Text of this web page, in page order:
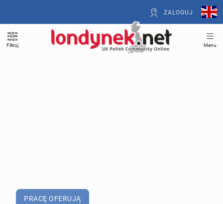
ZALOGUJ
Filtruj Menu
PRACĘ OFERUJĄ